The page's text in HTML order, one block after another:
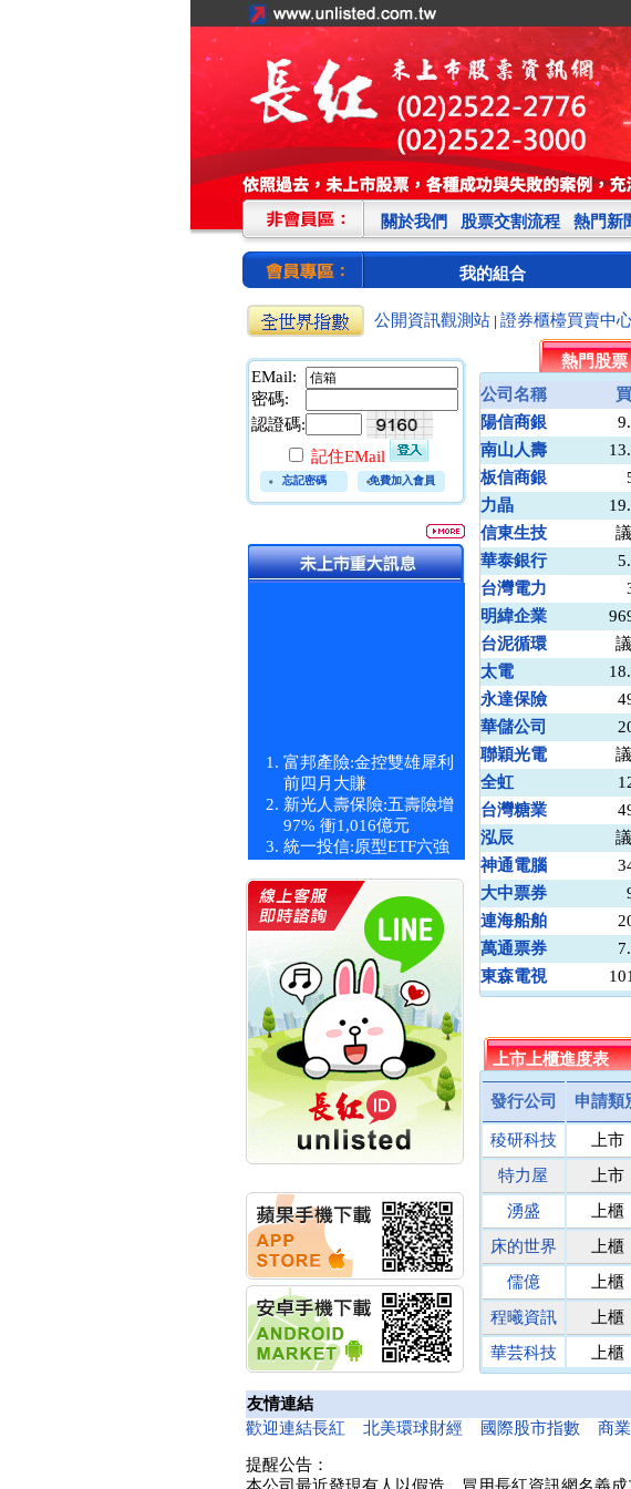
關於我們 股票交割流程 熱門新
我的組合
公開資訊觀測站 證券櫃檯買賣中
EMail:
密碼:
認證碼:
記住EMail
忘記密碼 免費加入會員
富邦產險:金控雙雄犀利
前四月大賺
新光人壽保險:五壽險增
97% 衝1,016億元
統一投信:原型ETF六強
漲逾九成
統一投信:主動式ETF溢
價 被盯上
新光人壽保險:新壽Q1外
價金將達996億
宇辰系統科技:宇辰業績
創新高 啟動興櫃轉上櫃
計畫
明緯企業:明緯永續科技
競賽 以電源驅動善的力
量
秀育企業:秀育SHO-U儲
能系統 獲國內首張CNS
認證
聯博投信:聯博00404A
華旭先進:代重要子公司
碩通散熱股份有限公司
公告董事會通過發言人
及代理發
華旭先進:代重要子公司
碩通散熱股份有限公司
公告董事會決議發行員
工認股權
華旭先進:代重要子公司
公告董事會追認113年
向關係
碩通散熱股份有限公司
熱門股票
公司名稱
陽信商銀
南山人壽
板信商銀
力晶
信東生技
華泰銀行
台灣電力
明緯企業
台泥循環
太電
永達保險
華儲公司
聯穎光電
全虹
台灣糖業
泓辰
神通電腦
大中票券
連海船舶
萬通票券
東森電視
台灣集保
馬上發
民間全民
議
鎧鉅科技
議
萬里遊
醫電鼎眾
三信商銀
菘凱科技
議
東盈光電
議
匯頂電腦
議
南美特科
台塑網科
捷揚光電
新德科技
諾瓦材料
上市上櫃進度表
發行公司 申請類
稜研科技 上市
特力屋
上市
湧盛
上櫃
床的世界
上櫃
儒億
上櫃
程曦資訊
上櫃
華芸科技
上櫃
精華生醫
上櫃
和亞智慧
上櫃
友情連結
歡迎連結長紅
北美環球財經 國際股市指數 商
提醒公告：